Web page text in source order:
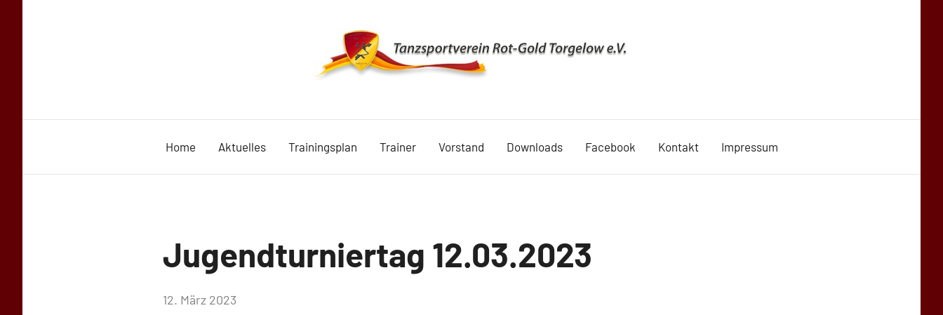
Rot
Gold
1990
Home Aktuelles Trainingsplan Trainer Vorstand Downloads Facebook Kontakt Impressum
Uncategorized
Jugendturniertag 12.03.2023
von
12. März 2023